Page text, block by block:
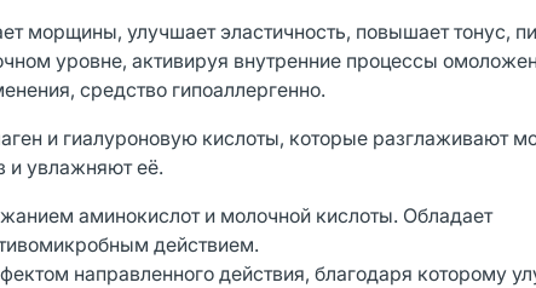
морщины, улучшает эластичность, повышает тонус,
уровне, активируя внутренние процессы
средство гипоаллергенно.
и гиалуроновую кислоты, которые разглаживают
и увлажняют её.
аминокислот и молочной кислоты. Обладает
действием.
направленного действия, благодаря которому